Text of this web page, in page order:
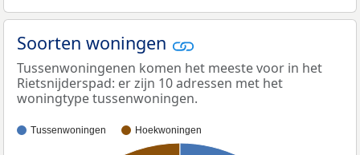
Soorten woningen
Tussenwoningenen komen het meeste voor in het
Rietsnijderspad: er zijn 10 adressen met het
woningtype tussenwoningen.
Tussenwoningen Hoekwoningen